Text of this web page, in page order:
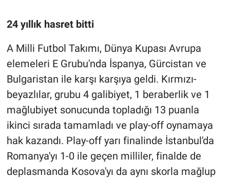
24 yıllık hasret bitti
A Milli Futbol Takımı, Dünya Kupası Avrupa
elemeleri E Grubu'nda İspanya, Gürcistan ve
Bulgaristan ile karşı karşıya geldi. Kırmızı-
beyazlılar, grubu 4 galibiyet, 1 beraberlik ve 1
mağlubiyet sonucunda topladığı 13 puanla
ikinci sırada tamamladı ve play-off oynamaya
hak kazandı. Play-off yarı finalinde İstanbul'da
Romanya'yı 1-0 ile geçen milliler, finalde de
deplasmanda Kosova'yı da aynı skorla mağlup